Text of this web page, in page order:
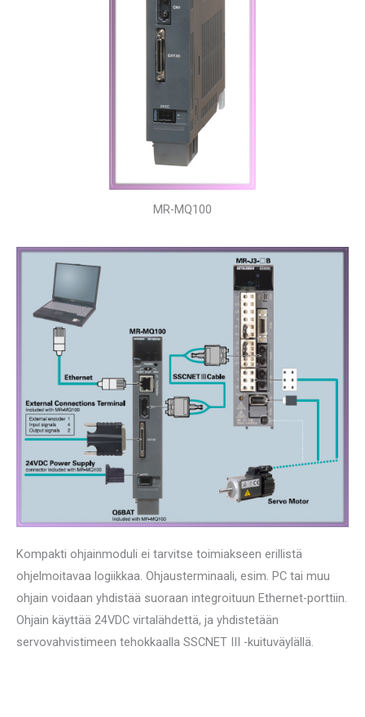
MR-MQ100
Kompakti ohjainmoduli ei tarvitse toimiakseen erillistä
ohjelmoitavaa logiikkaa. Ohjausterminaali, esim. PC tai muu
ohjain voidaan yhdistää suoraan integroituun Ethernet-porttiin.
Ohjain käyttää 24VDC virtalähdettä, ja yhdistetään
servovahvistimeen tehokkaalla SSCNET III -kuituväylällä.